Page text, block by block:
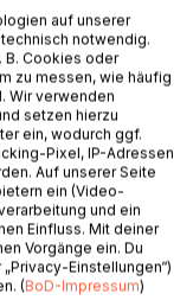
an alles. Und sie
hat.
wird?
nicht mehr
die Wahrheit
ein dunkles
auf unserer
notwendig.
B. Cookies oder
zu messen, wie häufig
Wir verwenden
setzen hierzu
ein, wodurch ggf.
Pixel, IP-Adressen
Auf unserer Seite
ein (Video-
und ein
Einfluss. Mit deiner
Vorgänge ein. Du
Einstellungen“)
(BoD-Impressum)